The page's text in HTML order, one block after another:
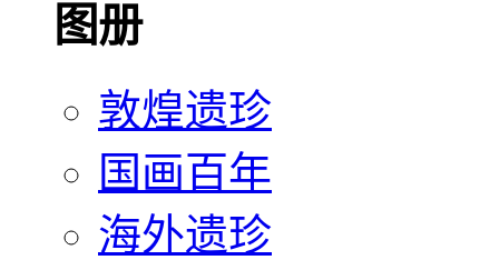
图册
敦煌遗珍
国画百年
海外遗珍